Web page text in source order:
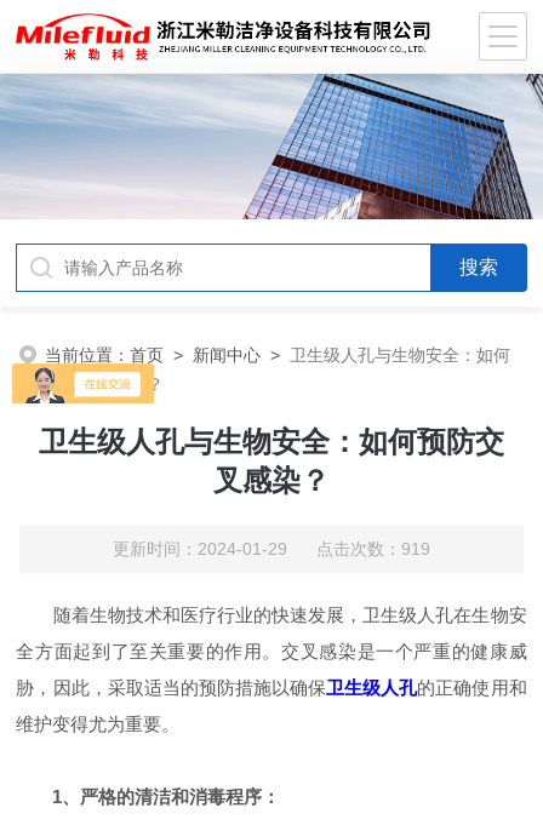
当前位置：首页 > 新闻中心 > 卫生级人孔与生物安全：如何
预防交叉感染？
卫生级人孔与生物安全：如何预防交
叉感染？
更新时间：2024-01-29 点击次数：919
随着生物技术和医疗行业的快速发展，卫生级人孔在生物安
全方面起到了至关重要的作用。交叉感染是一个严重的健康威
胁，因此，采取适当的预防措施以确保卫生级人孔的正确使用和
维护变得尤为重要。
1、严格的清洁和消毒程序：